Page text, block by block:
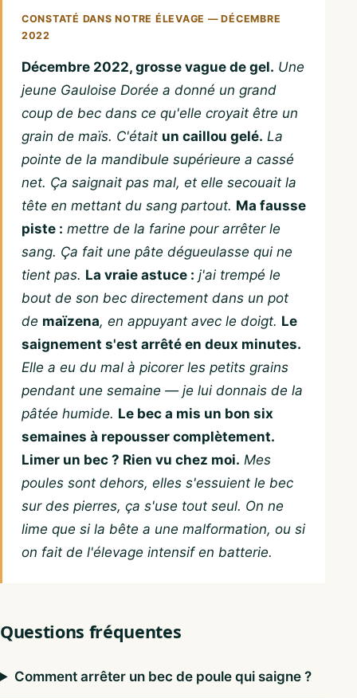
CONSTATÉ DANS NOTRE ÉLEVAGE — DÉCEMBRE
2022
Décembre 2022, grosse vague de gel. Une
jeune Gauloise Dorée a donné un grand
coup de bec dans ce qu'elle croyait être un
grain de maïs. C'était un caillou gelé. La
pointe de la mandibule supérieure a cassé
net. Ça saignait pas mal, et elle secouait la
tête en mettant du sang partout. Ma fausse
piste : mettre de la farine pour arrêter le
sang. Ça fait une pâte dégueulasse qui ne
tient pas. La vraie astuce : j'ai trempé le
bout de son bec directement dans un pot
de maïzena, en appuyant avec le doigt. Le
saignement s'est arrêté en deux minutes.
Elle a eu du mal à picorer les petits grains
pendant une semaine — je lui donnais de la
pâtée humide. Le bec a mis un bon six
semaines à repousser complètement.
Limer un bec ? Rien vu chez moi. Mes
poules sont dehors, elles s'essuient le bec
sur des pierres, ça s'use tout seul. On ne
lime que si la bête a une malformation, ou si
on fait de l'élevage intensif en batterie.
Questions fréquentes
Comment arrêter un bec de poule qui saigne ?